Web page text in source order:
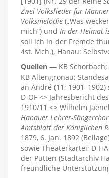
Zwei Volkslieder für
Volksmelodie („Was
mich“) und In der Heimat
soll ich in der Fremde
4st. Mch.), Hanau:
Quellen — KB
KB Altengronau;
an André (11;
D-OF <> Jahresbericht
1910/11 <> Wilhelm
Hanauer Lehrer-
Amtsblatt der Königlichen
1879, 6. Jan. 1892
sowie Theaterkartei; D-
der Pütten (Stadtarchiv
freundliche